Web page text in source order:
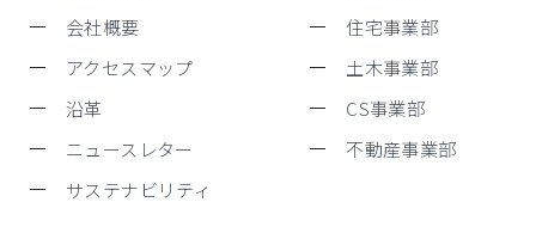
住宅事業部
土木事業部
CS事業部
不動産事業部
会社概要
アクセスマップ
沿革
ニュースレター
サステナビリティ